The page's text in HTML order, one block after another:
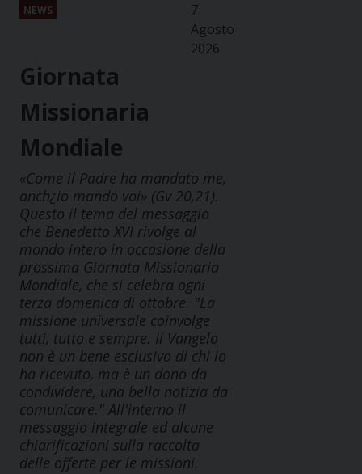
NEWS
7
Agosto
2026
Giornata
Missionaria
Mondiale
«Come il Padre ha mandato me,
anch¿io mando voi» (Gv 20,21).
Questo il tema del messaggio
che Benedetto XVI rivolge al
mondo intero in occasione della
prossima Giornata Missionaria
Mondiale, che si celebra ogni
terza domenica di ottobre. "La
missione universale coinvolge
tutti, tutto e sempre. Il Vangelo
non è un bene esclusivo di chi lo
ha ricevuto, ma è un dono da
condividere, una bella notizia da
comunicare." All'interno il
messaggio integrale ed alcune
chiarificazioni sulla raccolta
delle offerte per le missioni.